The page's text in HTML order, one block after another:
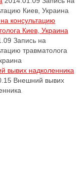
Киев, Украина
консультацию
Киев, Украина
Запись на
травматолога
вывих надколенника
Внешний вывих